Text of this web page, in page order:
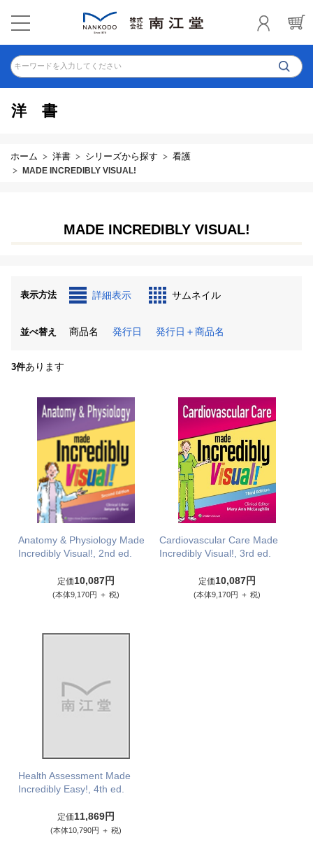
キーワードを入力してください
洋書
ホーム 洋書 シリーズから探す 看護
MADE INCREDIBLY VISUAL!
MADE INCREDIBLY VISUAL!
表示方法 詳細表示 サムネイル
並べ替え 商品名 発行日 発行日＋商品名
3件あります
Anatomy & Physiology Made
Incredibly Visual!, 2nd ed.
定価10,087円
(本体9,170円 ＋ 税)
Cardiovascular Care Made
Incredibly Visual!, 3rd ed.
定価10,087円
(本体9,170円 ＋ 税)
Health Assessment Made
Incredibly Easy!, 4th ed.
定価11,869円
(本体10,790円 ＋ 税)